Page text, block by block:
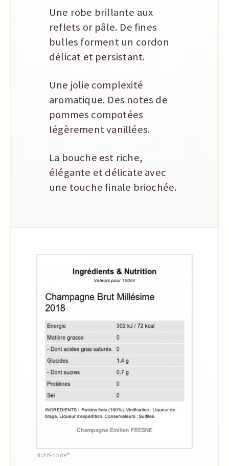
Une robe brillante aux
reflets or pâle. De fines
bulles forment un cordon
délicat et persistant.
Une jolie complexité
aromatique. Des notes de
pommes compotées
légèrement vanillées.
La bouche est riche,
élégante et délicate avec
une touche finale briochée.
Nutri-code®